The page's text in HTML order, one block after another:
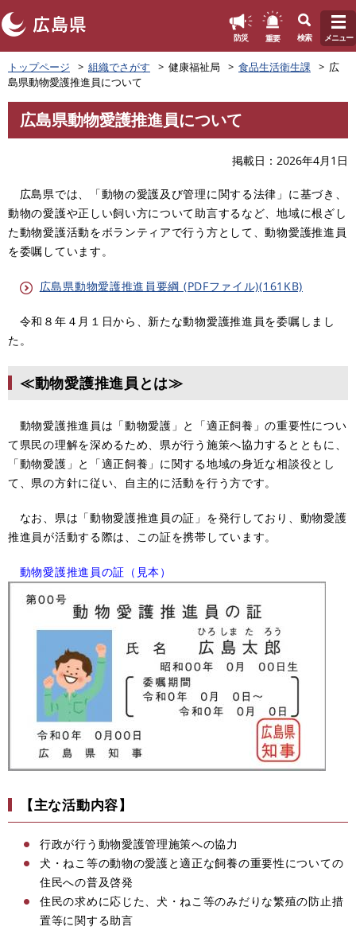
ペ
ー
ジ
の
頭
防災 重要 検索 メニュー
トップページ 組織でさがす 健康福祉局 食品生活衛生課
広
島県動物愛護推進員について
文
広島県動物愛護推進員について
掲載日 2026年4月1日
広島県では、「動物の愛護及び管理に関する法律」に基づき、
動物の愛護や正しい飼い方について助言するなど、地域に根ざし
た動物愛護活動をボランティアで行う方として、動物愛護推進員
を委嘱しています。
広島県動物愛護推進員要綱 (PDFファイル)(161KB)
令和８年４月１日から、新たな動物愛護推進員を委嘱しまし
た。
≪動物愛護推進員とは≫
動物愛護推進員は「動物愛護」と「適正飼養」の重要性につい
て県民の理解を深めるため、県が行う施策へ協力するとともに、
「動物愛護」と「適正飼養」に関する地域の身近な相談役とし
て、県の方針に従い、自主的に活動を行う方です。
なお、県は「動物愛護推進員の証」を発行しており、動物愛護
推進員が活動する際は、この証を携帯しています。
動物愛護推進員の証（見本）
【主な活動内容】
行政が行う動物愛護管理施策への協力
犬・ねこ等の動物の愛護と適正な飼養の重要性についての
住民への普及啓発
住民の求めに応じた、犬・ねこ等のみだりな繁殖の防止措
置等に関する助言